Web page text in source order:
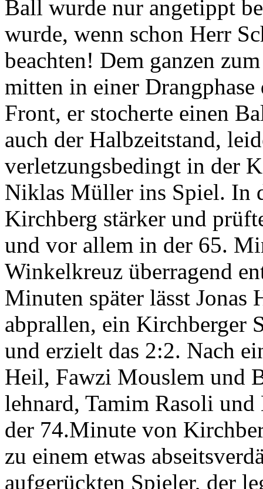
Ball wurde nur angetippt
wurde, wenn schon Herr
beachten! Dem ganzen
mitten in einer Drangphase
Front, er stocherte einen
auch der Halbzeitstand,
verletzungsbedingt in der
Niklas Müller ins Spiel. In
Kirchberg stärker und
und vor allem in der 65.
Winkelkreuz überragend
Minuten später lässt Jonas
abprallen, ein Kirchberger
und erzielt das 2:2. Nach
Heil, Fawzi Mouslem und
lehnard, Tamim Rasoli
der 74.Minute von
zu einem etwas
aufgerückten Spieler, der